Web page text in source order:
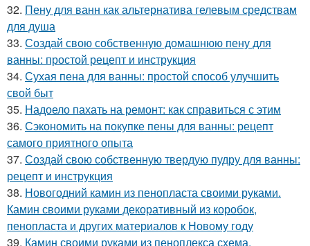
32. Пену для ванн как альтернатива гелевым средствам
для душа
33. Создай свою собственную домашнюю пену для
ванны: простой рецепт и инструкция
34. Сухая пена для ванны: простой способ улучшить
свой быт
35. Надоело пахать на ремонт: как справиться с этим
36. Сэкономить на покупке пены для ванны: рецепт
самого приятного опыта
37. Создай свою собственную твердую пудру для ванны:
рецепт и инструкция
38. Новогодний камин из пенопласта своими руками.
Камин своими руками декоративный из коробок,
пенопласта и других материалов к Новому году
39. Камин своими руками из пеноплекса схема.